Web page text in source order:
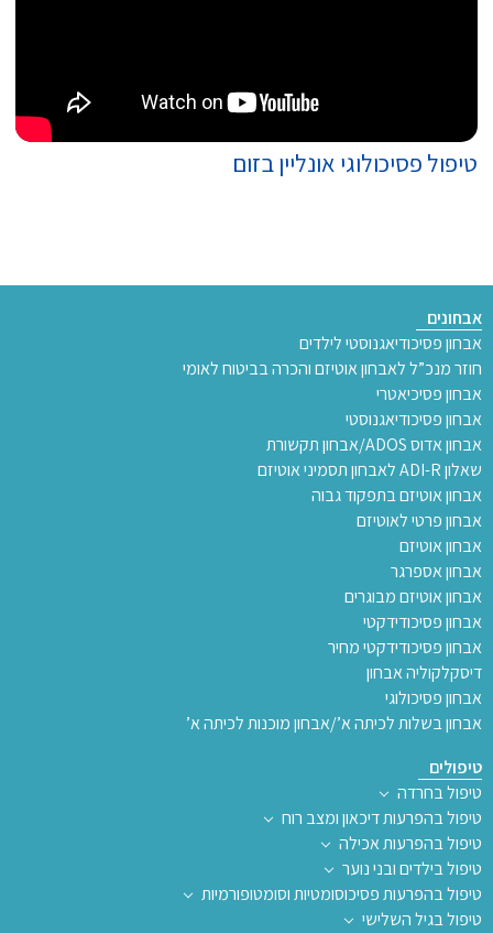
טיפול פסיכולוגי אונליין בזום
אבחונים
אבחון פסיכודיאגנוסטי לילדים
חוזר מנכ”ל לאבחון אוטיזם והכרה בביטוח לאומי
אבחון פסיכיאטרי
אבחון פסיכודיאגנוסטי
אבחון אדוס ADOS/אבחון תקשורת
שאלון ADI-R לאבחון תסמיני אוטיזם
אבחון אוטיזם בתפקוד גבוה
אבחון פרטי לאוטיזם
אבחון אוטיזם
אבחון אספרגר
אבחון אוטיזם מבוגרים
אבחון פסיכודידקטי
אבחון פסיכודידקטי מחיר
דיסקלקוליה אבחון
אבחון פסיכולוגי
אבחון בשלות לכיתה א’/אבחון מוכנות לכיתה א’
טיפולים
טיפול בחרדה
טיפול בהפרעות דיכאון ומצב רוח
טיפול בהפרעות אכילה
טיפול בילדים ובני נוער
טיפול בהפרעות פסיכוסומטיות וסומטופורמיות
טיפול בגיל השלישי